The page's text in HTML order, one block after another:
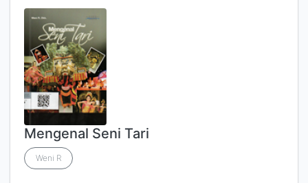
Mengenal Seni Tari
Weni R